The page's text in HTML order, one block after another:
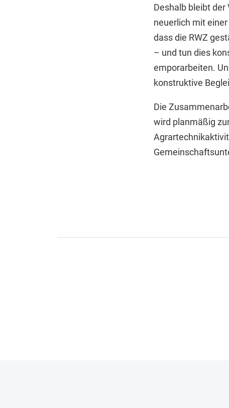
Deshalb bleibt
neuerlich mit
dass die RWZ
– und tun dies
emporarbeiten.
konstruktive
Die
wird planmäßig